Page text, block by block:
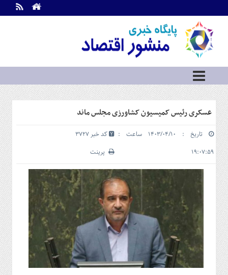
اطلاعات
تماس
ما
درباره
ما
سرویس
ها
بازار
سرمایه
و
بورس
مسکن
و
شهری
گاز
و
پتروشیمی
صنعت
عسکری رئیس کمیسیون کشاورزی مجلس ماند
تاریخ : ۱۴۰۳/۰۴/۱۰ ساعت :
۱۹:۰۷:۵۹
کد خبر 3727
پرینت